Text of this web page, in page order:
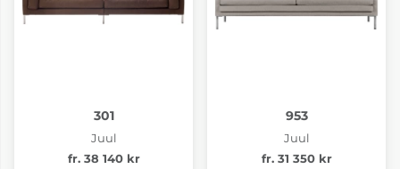
301
Juul
fr. 38 140 kr
953
Juul
fr. 31 350 kr